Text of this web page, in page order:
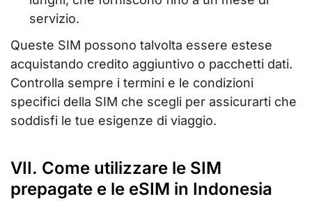
servizio.
Queste SIM possono talvolta essere estese
acquistando credito aggiuntivo o pacchetti dati.
Controlla sempre i termini e le condizioni
specifici della SIM che scegli per assicurarti che
soddisfi le tue esigenze di viaggio.
VII. Come utilizzare le SIM
prepagate e le eSIM in Indonesia